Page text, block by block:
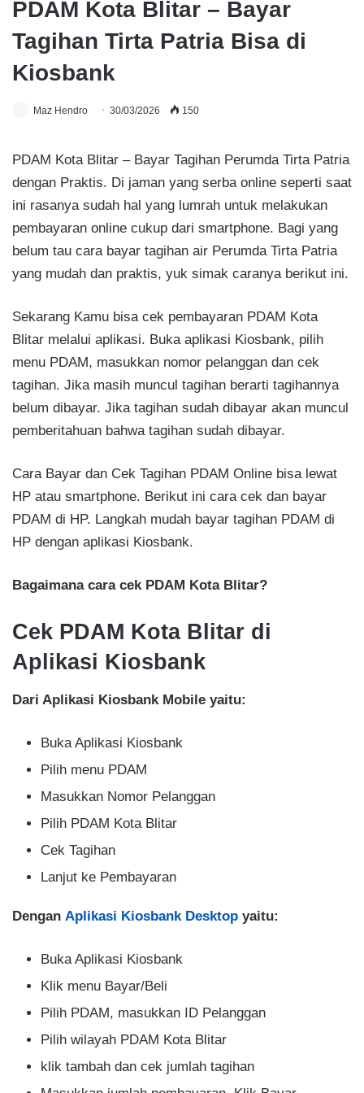
PDAM Kota Blitar – Bayar
Tagihan Tirta Patria Bisa di
Kiosbank
Maz Hendro 30/03/2026 150
PDAM Kota Blitar – Bayar Tagihan Perumda Tirta Patria
dengan Praktis. Di jaman yang serba online seperti saat
ini rasanya sudah hal yang lumrah untuk melakukan
pembayaran online cukup dari smartphone. Bagi yang
belum tau cara bayar tagihan air Perumda Tirta Patria
yang mudah dan praktis, yuk simak caranya berikut ini.
Sekarang Kamu bisa cek pembayaran PDAM Kota
Blitar melalui aplikasi. Buka aplikasi Kiosbank, pilih
menu PDAM, masukkan nomor pelanggan dan cek
tagihan. Jika masih muncul tagihan berarti tagihannya
belum dibayar. Jika tagihan sudah dibayar akan muncul
pemberitahuan bahwa tagihan sudah dibayar.
Cara Bayar dan Cek Tagihan PDAM Online bisa lewat
HP atau smartphone. Berikut ini cara cek dan bayar
PDAM di HP. Langkah mudah bayar tagihan PDAM di
HP dengan aplikasi Kiosbank.
Bagaimana cara cek PDAM Kota Blitar?
Cek PDAM Kota Blitar di
Aplikasi Kiosbank
Dari Aplikasi Kiosbank Mobile yaitu:
Buka Aplikasi Kiosbank
Pilih menu PDAM
Masukkan Nomor Pelanggan
Pilih PDAM Kota Blitar
Cek Tagihan
Lanjut ke Pembayaran
Dengan Aplikasi Kiosbank Desktop yaitu:
Buka Aplikasi Kiosbank
Klik menu Bayar/Beli
Pilih PDAM, masukkan ID Pelanggan
Pilih wilayah PDAM Kota Blitar
klik tambah dan cek jumlah tagihan